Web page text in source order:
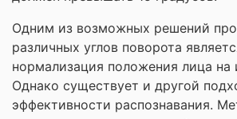
Одним из возможных решений
различных углов поворота
нормализация положения лица на
Однако существует и другой
эффективности распознавания.